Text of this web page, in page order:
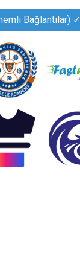
Bağlantılar) ✓